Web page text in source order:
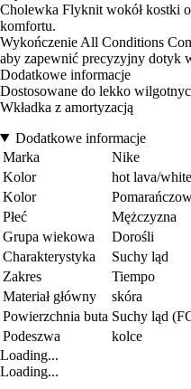
Cholewka Flyknit wokół kostki
komfortu.
Wykończenie All Conditions
aby zapewnić precyzyjny dotyk
Dodatkowe informacje
Dostosowane do lekko
Wkładka z amortyzacją
Dodatkowe informacje
Marka
Nike
Kolor
hot lava/white
Kolor
Płeć
Mężczyzna
Grupa wiekowa
Dorośli
Charakterystyka
Suchy ląd
Zakres
Tiempo
Materiał główny
skóra
Powierzchnia buta Suchy ląd
Podeszwa
kolce
Loading...
Loading...